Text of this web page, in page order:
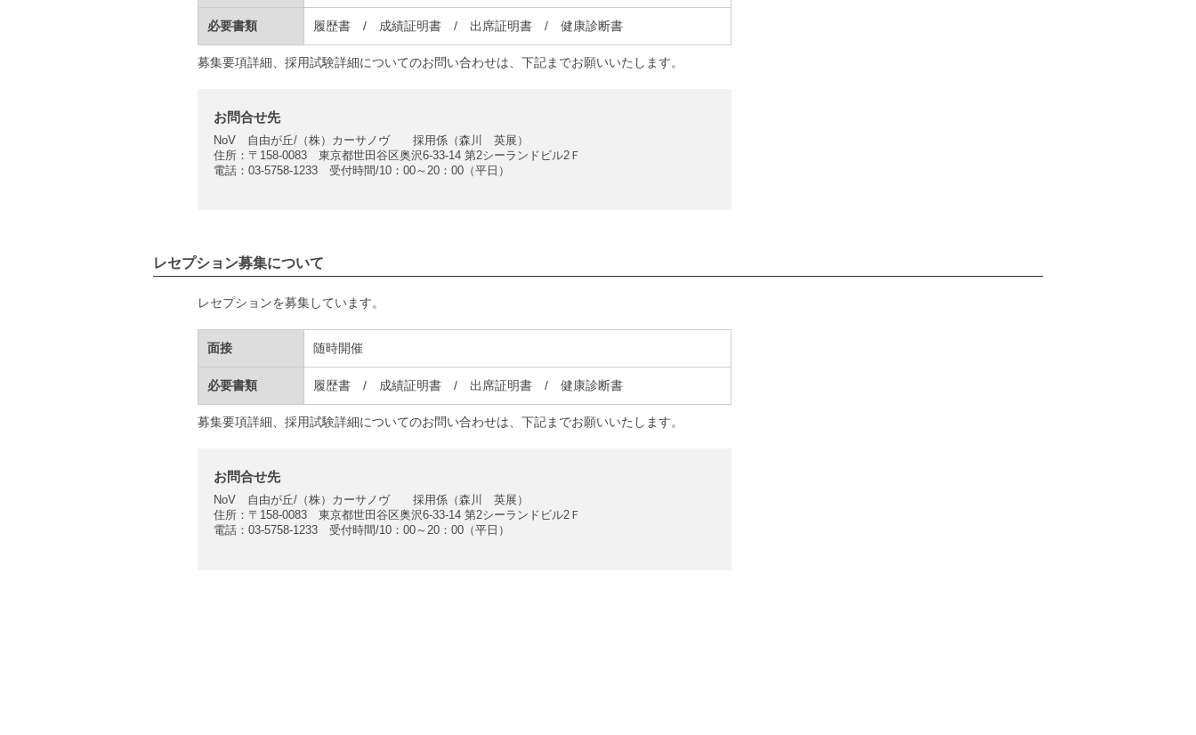
必要書類 履歴書 / 成績証明書 / 出席証明書 / 健康診断書
募集要項詳細、採用試験詳細についてのお問い合わせは、下記までお願いいたします。
お問合せ先
NoV 自由が丘/（株）カーサノヴ 採用係（森川 英展）
住所：〒158-0083 東京都世田谷区奥沢6-33-14 第2シーランドビル2Ｆ
電話：03-5758-1233 受付時間/10：00～20：00（平日）
レセプション募集について
レセプションを募集しています。
面接 随時開催
必要書類 履歴書 / 成績証明書 / 出席証明書 / 健康診断書
募集要項詳細、採用試験詳細についてのお問い合わせは、下記までお願いいたします。
お問合せ先
NoV 自由が丘/（株）カーサノヴ 採用係（森川 英展）
住所：〒158-0083 東京都世田谷区奥沢6-33-14 第2シーランドビル2Ｆ
電話：03-5758-1233 受付時間/10：00～20：00（平日）